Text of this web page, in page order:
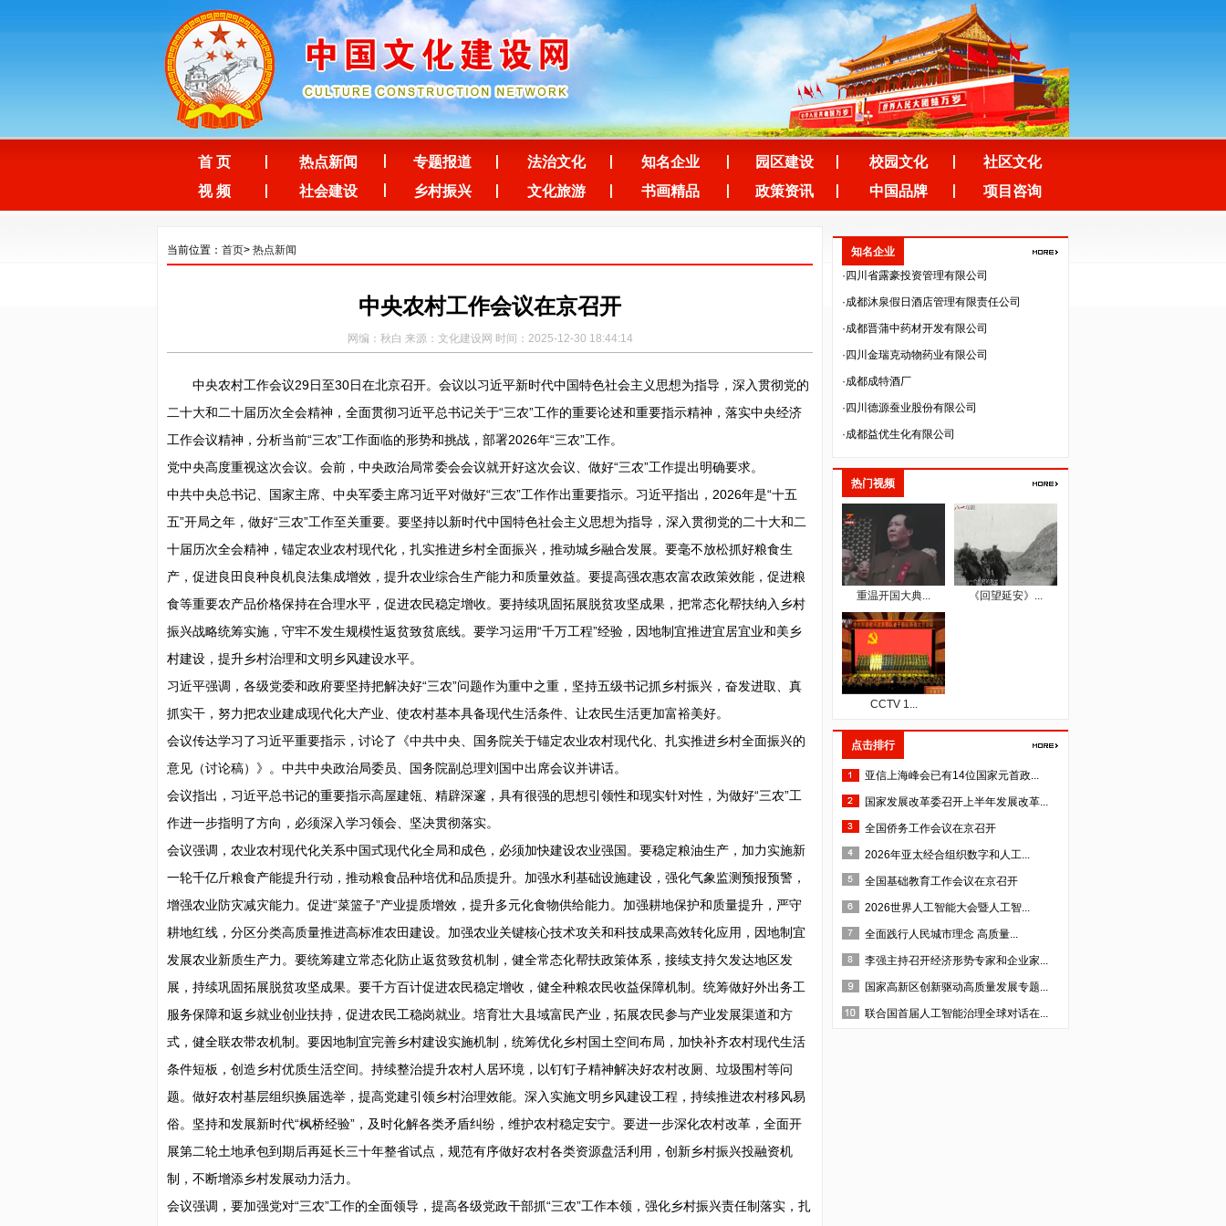
首 页 热点新闻 专题报道 法治文化 知名企业 园区建设 校园文化
社区文化
视 频
社会建设 乡村振兴 文化旅游 书画精品 政策资讯 中国品牌 项目咨询
知名企业
·中韬华益税务师事务所（成都）有限公司
·成都人人公义文化传播有限公司
·四川美森农业技术开发有限责任公司
·成都市培源科技开发有限公司
·四川纵横天下旅游资源开发有限责任公司
·四川云百汇贸易股份有限公司
·四川省露豪投资管理有限公司
·成都万良菌业开发有限公司
·四川省仁康盛健康咨询服务有限公司
·成都佳源大繁生态农业发展有限公司
·成都一辰建材有限公司
·成都派立食品有限公司
·四川国秀文化艺术传播有限公司
·四川格维生物科技开发有限公司
·四川空分设备（集团）有限公司
·四川泽昌集团有限公司
·中韬华益税务师事务所（成都）有限公司
·成都人人公义文化传播有限公司
·四川美森农业技术开发有限责任公司
热门视频
重温开国大典... 《回望延安》...
CCTV 1...
点击排行
亚信上海峰会已有14位国家元首政...
国家发展改革委召开上半年发展改革...
全国侨务工作会议在京召开
2026年亚太经合组织数字和人工...
全国基础教育工作会议在京召开
2026世界人工智能大会暨人工智...
全面践行人民城市理念 高质量...
李强主持召开经济形势专家和企业家...
国家高新区创新驱动高质量发展专题...
联合国首届人工智能治理全球对话在...
当前位置： 首页> 热点新闻
中央农村工作会议在京召开
网编：秋白 来源：文化建设网 时间：2025-12-30 18:44:14
中央农村工作会议29日至30日在北京召开。会议以习近平新时代中国特色社会主义思想为指导，深入贯彻党的
二十大和二十届历次全会精神，全面贯彻习近平总书记关于“三农”工作的重要论述和重要指示精神，落实中央经济
工作会议精神，分析当前“三农”工作面临的形势和挑战，部署2026年“三农”工作。
党中央高度重视这次会议。会前，中央政治局常委会会议就开好这次会议、做好“三农”工作提出明确要求。
中共中央总书记、国家主席、中央军委主席习近平对做好“三农”工作作出重要指示。习近平指出，2026年是“十五
五”开局之年，做好“三农”工作至关重要。要坚持以新时代中国特色社会主义思想为指导，深入贯彻党的二十大和二
十届历次全会精神，锚定农业农村现代化，扎实推进乡村全面振兴，推动城乡融合发展。要毫不放松抓好粮食生
产，促进良田良种良机良法集成增效，提升农业综合生产能力和质量效益。要提高强农惠农富农政策效能，促进粮
食等重要农产品价格保持在合理水平，促进农民稳定增收。要持续巩固拓展脱贫攻坚成果，把常态化帮扶纳入乡村
振兴战略统筹实施，守牢不发生规模性返贫致贫底线。要学习运用“千万工程”经验，因地制宜推进宜居宜业和美乡
村建设，提升乡村治理和文明乡风建设水平。
习近平强调，各级党委和政府要坚持把解决好“三农”问题作为重中之重，坚持五级书记抓乡村振兴，奋发进取、真
抓实干，努力把农业建成现代化大产业、使农村基本具备现代生活条件、让农民生活更加富裕美好。
会议传达学习了习近平重要指示，讨论了《中共中央、国务院关于锚定农业农村现代化、扎实推进乡村全面振兴的
意见（讨论稿）》。中共中央政治局委员、国务院副总理刘国中出席会议并讲话。
会议指出，习近平总书记的重要指示高屋建瓴、精辟深邃，具有很强的思想引领性和现实针对性，为做好“三农”工
作进一步指明了方向，必须深入学习领会、坚决贯彻落实。
会议强调，农业农村现代化关系中国式现代化全局和成色，必须加快建设农业强国。要稳定粮油生产，加力实施新
一轮千亿斤粮食产能提升行动，推动粮食品种培优和品质提升。加强水利基础设施建设，强化气象监测预报预警，
增强农业防灾减灾能力。促进“菜篮子”产业提质增效，提升多元化食物供给能力。加强耕地保护和质量提升，严守
耕地红线，分区分类高质量推进高标准农田建设。加强农业关键核心技术攻关和科技成果高效转化应用，因地制宜
发展农业新质生产力。要统筹建立常态化防止返贫致贫机制，健全常态化帮扶政策体系，接续支持欠发达地区发
展，持续巩固拓展脱贫攻坚成果。要千方百计促进农民稳定增收，健全种粮农民收益保障机制。统筹做好外出务工
服务保障和返乡就业创业扶持，促进农民工稳岗就业。培育壮大县域富民产业，拓展农民参与产业发展渠道和方
式，健全联农带农机制。要因地制宜完善乡村建设实施机制，统筹优化乡村国土空间布局，加快补齐农村现代生活
条件短板，创造乡村优质生活空间。持续整治提升农村人居环境，以钉钉子精神解决好农村改厕、垃圾围村等问
题。做好农村基层组织换届选举，提高党建引领乡村治理效能。深入实施文明乡风建设工程，持续推进农村移风易
俗。坚持和发展新时代“枫桥经验”，及时化解各类矛盾纠纷，维护农村稳定安宁。要进一步深化农村改革，全面开
展第二轮土地承包到期后再延长三十年整省试点，规范有序做好农村各类资源盘活利用，创新乡村振兴投融资机
制，不断增添乡村发展动力活力。
会议强调，要加强党对“三农”工作的全面领导，提高各级党政干部抓“三农”工作本领，强化乡村振兴责任制落实，扎